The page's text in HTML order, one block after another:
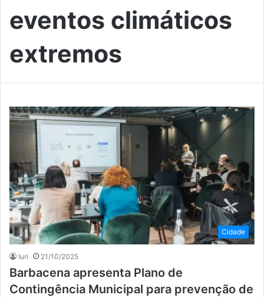
eventos climáticos
extremos
Cidade
Iuri 21/10/2025
Barbacena apresenta Plano de
Contingência Municipal para prevenção de